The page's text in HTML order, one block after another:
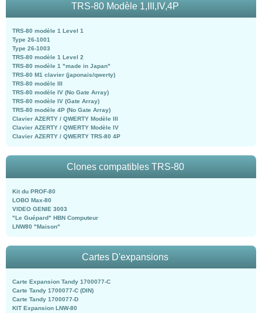
TRS-80 Modèle 1,III,IV,4P
TRS-80 modèle 1 Level 1
Type 26-1001
Type 26-1003
TRS-80 modèle 1 Level 2
TRS-80 modèle 1 "made in Japan"
TRS-80 M1 clavier (japonais/qwerty)
TRS-80 modèle III
TRS-80 modèle IV (No Gate Array)
TRS-80 modèle IV (Gate Array)
TRS-80 modèle 4P (No Gate Array)
Clavier AZERTY / QWERTY Modèle III
Clavier AZERTY / QWERTY Modèle IV
Clavier AZERTY / QWERTY TRS-80 4P
Clones compatibles TRS-80
Kit du PROF-80
LOBO Max-80
VIDEO GENIE 3003
"Le Guépard" HBN Computeur
LNW80 "Maison"
Cartes D'expansions
Carte Expansion Tandy 1700077-C
Carte Tandy 1700077-C (DIN)
Carte Tandy 1700077-D
KIT Expansion LNW-80